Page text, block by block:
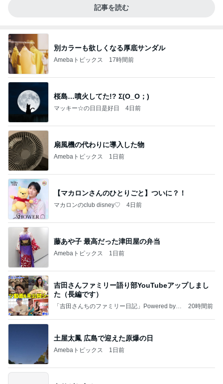
記事を読む
別カラーも欲しくなる厚底サンダル
Amebaトピックス 17時間前
桜島…噴火してた!? Σ(O_O；)
マッキー☆の日日是好日 4日前
扇風機の代わりに導入した物
Amebaトピックス 1日前
【マカロンさんのひとりごと】ついに？！
マカロンのclub disney♡ 4日前
藤あや子 最高だった津田屋の弁当
Amebaトピックス 1日前
吉田さんファミリー語り部YouTubeアップしまし
た（長編です）
「吉田さんちのファミリー日記」Powered by A
20時間前
土屋太鳳 広島で迎えた原爆の日
Amebaトピックス 1日前